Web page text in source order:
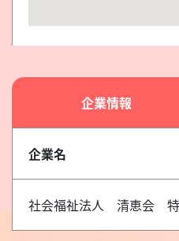
企業情報
企業名
社会福祉法人 清恵会